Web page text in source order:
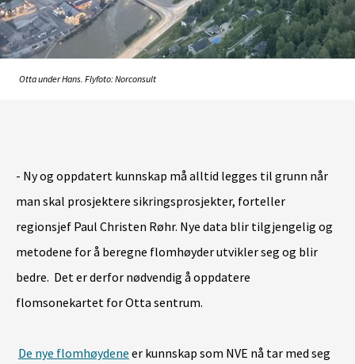
Otta under Hans. Flyfoto: Norconsult
- Ny og oppdatert kunnskap må alltid legges til grunn når
man skal prosjektere sikringsprosjekter, forteller
regionsjef Paul Christen Røhr. Nye data blir tilgjengelig og
metodene for å beregne flomhøyder utvikler seg og blir
bedre. Det er derfor nødvendig å oppdatere
flomsonekartet for Otta sentrum.
De nye flomhøydene er kunnskap som NVE nå tar med seg